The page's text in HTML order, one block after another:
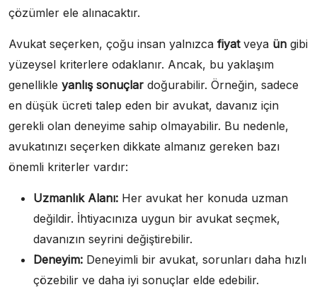
çözümler ele alınacaktır.
Avukat seçerken, çoğu insan yalnızca fiyatveya ün gibi
yüzeysel kriterlere odaklanır. Ancak, bu yaklaşım
genellikle yanlış sonuçlar doğurabilir. Örneğin, sadece
en düşük ücreti talep eden bir avukat, davanız için
gerekli olan deneyime sahip olmayabilir. Bu nedenle,
avukatınızı seçerken dikkate almanız gereken bazı
önemli kriterler vardır:
Uzmanlık Alanı: Her avukat her konuda uzman
değildir. İhtiyacınıza uygun bir avukat seçmek,
davanızın seyrini değiştirebilir.
Deneyim: Deneyimli bir avukat, sorunları daha hızlı
çözebilir ve daha iyi sonuçlar elde edebilir.